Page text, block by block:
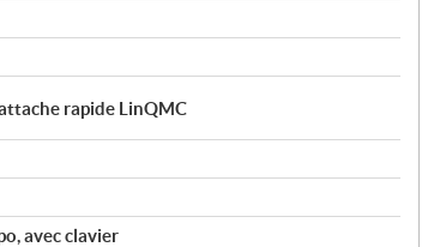
rapide LinQMC
avec clavier